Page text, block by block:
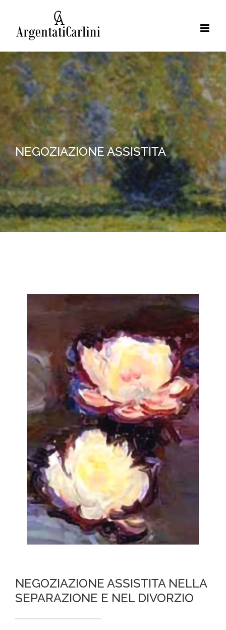
NEGOZIAZIONE ASSISTITA
NEGOZIAZIONE ASSISTITA NELLA
SEPARAZIONE E NEL DIVORZIO